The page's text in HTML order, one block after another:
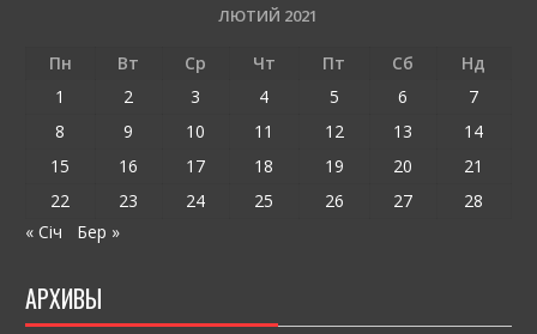
o
k
и
т
ся
ЛЮТИЙ 2021
Пн Вт Ср Чт Пт Сб
Нд
1
2 3 4 5 6
7
8
9 10 11 12 13
14
15
16 17 18 19 20
21
22
23 24 25 26 27
28
« Січ
Бер »
АРХИВЫ